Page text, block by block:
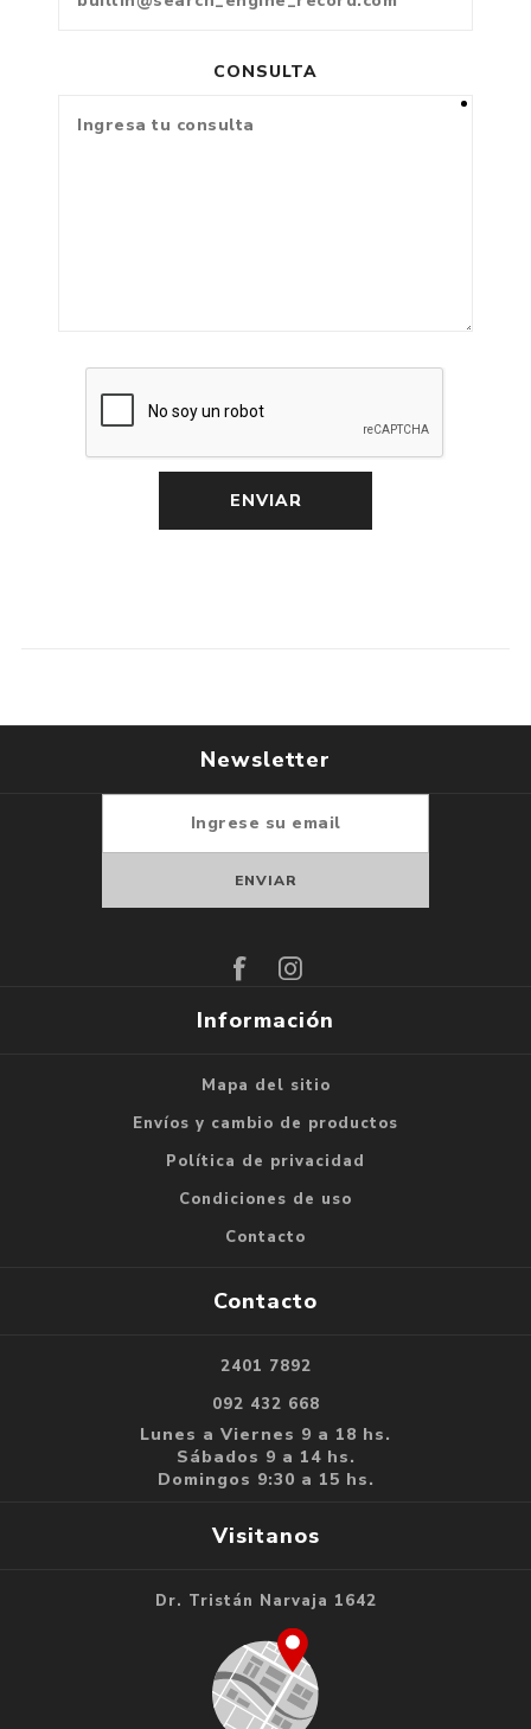
CONSULTA
Newsletter
Información
Mapa del sitio
Envíos y cambio de productos
Política de privacidad
Condiciones de uso
Contacto
Contacto
2401 7892
092 432 668
Lunes a Viernes 9 a 18 hs.
Sábados 9 a 14 hs.
Domingos 9:30 a 15 hs.
Visitanos
Dr. Tristán Narvaja 1642